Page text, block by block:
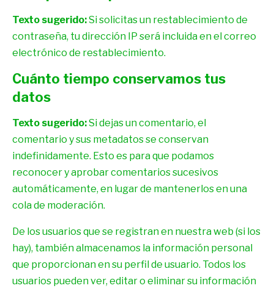
Texto sugerido:Si solicitas un restablecimiento de
contraseña, tu dirección IP será incluida en el correo
electrónico de restablecimiento.
Cuánto tiempo conservamos tus
datos
Texto sugerido:Si dejas un comentario, el
comentario y sus metadatos se conservan
indefinidamente. Esto es para que podamos
reconocer y aprobar comentarios sucesivos
automáticamente, en lugar de mantenerlos en una
cola de moderación.
De los usuarios que se registran en nuestra web (si los
hay), también almacenamos la información personal
que proporcionan en su perfil de usuario. Todos los
usuarios pueden ver, editar o eliminar su información